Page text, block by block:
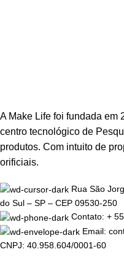
A Make Life foi fundada em
centro tecnológico de
produtos. Com intuito de
orificiais.
Rua São
do Sul – SP – CEP 09530-250
Contato: +
Email:
CNPJ: 40.958.604/0001-60